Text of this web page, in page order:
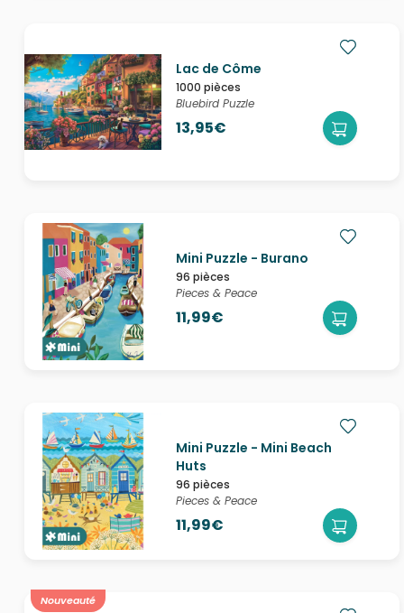
Lac de Côme
1000 pièces
Bluebird Puzzle
13,95€
Mini Puzzle - Burano
96 pièces
Pieces & Peace
11,99€
Mini Puzzle - Mini Beach
Huts
96 pièces
Pieces & Peace
11,99€
Nouveauté